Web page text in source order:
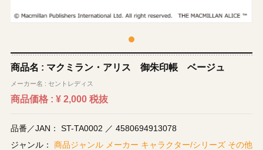
商品名 : マクミラン・アリス 御朱印帳 ベージュ
メーカー名 : セントレディス
商品価格 : ¥ 2,000 税抜
品番／JAN： ST-TA0002 ／ 4580694913078
ジャンル： 商品ジャンル メーカー キャラクター/シリーズ その他